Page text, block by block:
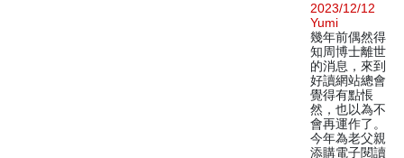
2023/12/12
Yumi
幾年前偶然得
知周博士離世
的消息，來到
好讀網站總會
覺得有點悵
然，也以為不
會再運作了。
今年為老父親
添購電子閱讀